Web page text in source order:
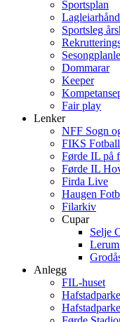
Sportsplan
Sportsleg
Dommarar
Keeper
Fair play
Lenker
NFF Sogn
FIKS Fotball
Førde IL på
Førde IL
Firda Live
Haugen
Filarkiv
Cupar
Selje
Anlegg
FIL-huset